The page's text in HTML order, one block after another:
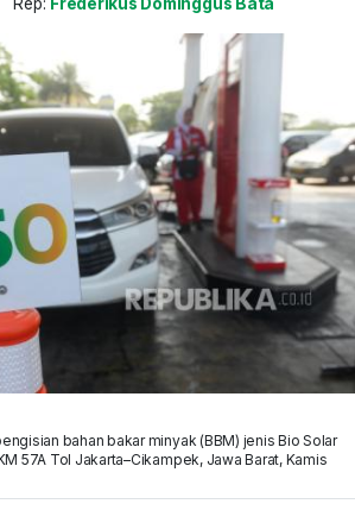
bahan bakar minyak (BBM) jenis Bio Solar
57A Tol Jakarta–Cikampek, Jawa Barat, Kamis